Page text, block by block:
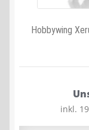
Hobbywing
inkl.